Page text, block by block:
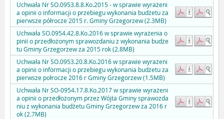
Uchwała Nr SO.0953.8.8.Ko.2015 - w sprawie wyrażeni
a opinii o informacji o przebiegu wykonania budżetu za
pierwsze półrocze 2015 r. Gminy Grzegorzew (2.3MB)
Uchwała SO.0954.42.8.Ko.2016 w sprawie wyrażenia o
pinii o przedłożonym sprawozdaniu z wykonania budże
tu Gminy Grzegorzew za 2015 rok (2.8MB)
Uchwała Nr SO.0953.20.8.Ko.2016 w sprawie wyrażeni
a opinii o informacji o przebiegu wykonania budżetu za
pierwsze połrocze 2016 r Gminy Grzegorzew (1.5MB)
Uchwała Nr SO-0954.17.8.Ko.2017 w sprawie wyrażeni
a opinii o przedłożonym przez Wójta Gminy sprawozda
niu z wykonania budżetu Gminy Grzegorzew za 2016 r
ok (2.7MB)